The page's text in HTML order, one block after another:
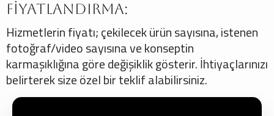
Fiyatlandırma:
Hizmetlerin fiyatı; çekilecek ürün sayısına, istenen
fotoğraf/video sayısına ve konseptin
karmaşıklığına göre değişiklik gösterir. İhtiyaçlarınızı
belirterek size özel bir teklif alabilirsiniz.